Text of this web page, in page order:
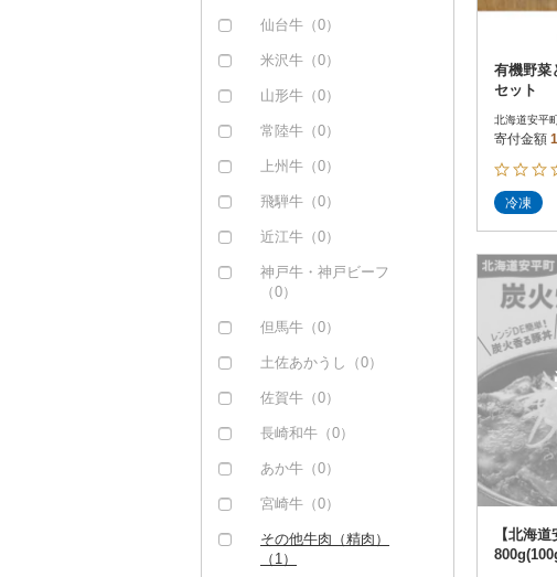
仙台牛（0）
米沢牛（0）
山形牛（0）
常陸牛（0）
上州牛（0）
飛騨牛（0）
近江牛（0）
神戸牛・神戸ビーフ
（0）
但馬牛（0）
土佐あかうし（0）
佐賀牛（0）
長崎和牛（0）
あか牛（0）
宮崎牛（0）
その他牛肉（精肉）
（1）
コン
d払い
金融
有機野菜
セット
北海道安平町
寄付金額
冷凍
【北海